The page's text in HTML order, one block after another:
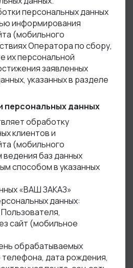
персональных данных
информирования
(мобильного
Оператора по сбору,
их персональной
заявленных
указанных в разделе
персональных данных
обработку
клиентов и
(мобильного
баз данных
способом в указанных
«ВАШ ЗАКАЗ»
данных:
сайт (мобильное
обрабатываемых
дата рождения,